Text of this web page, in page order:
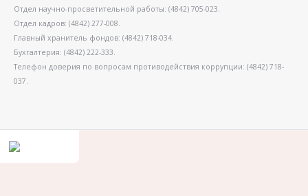
Отдел научно-просветительной работы: (4842) 705-023.
Отдел кадров: (4842) 277-008.
Главный хранитель фондов: (4842) 718-034.
Бухгалтерия: (4842) 222-333.
Телефон доверия по вопросам противодействия коррупции: (4842) 718-
037.